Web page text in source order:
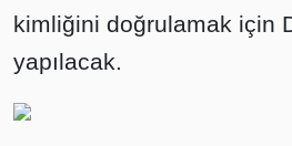
kimliğini doğrulamak için
yapılacak.